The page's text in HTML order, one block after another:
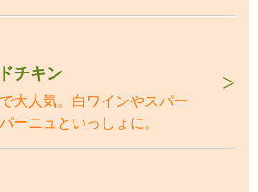
チキン
大人気。白ワインやスパー
ーニュといっしょに。